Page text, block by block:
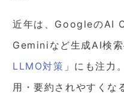
近年は、GoogleのAI
Geminiなど生成AI検
LLMO対策 」にも注力
用・要約されやすくな